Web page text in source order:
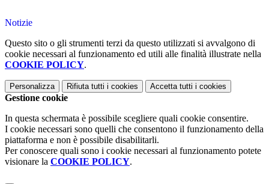
Notizie
Questo sito o gli strumenti terzi da questo utilizzati si avvalgono di
cookie necessari al funzionamento ed utili alle finalità illustrate nella
COOKIE POLICY.
Personalizza Rifiuta tutti i cookies Accetta tutti i cookies
Gestione cookie
In questa schermata è possibile scegliere quali cookie consentire.
I cookie necessari sono quelli che consentono il funzionamento della
piattaforma e non è possibile disabilitarli.
Per conoscere quali sono i cookie necessari al funzionamento potete
visionare la COOKIE POLICY.